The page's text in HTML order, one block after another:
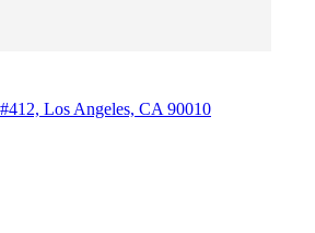
Los Angeles, CA 90010